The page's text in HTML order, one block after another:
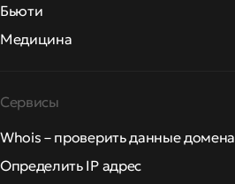
Бьюти
Медицина
Сервисы
Whois – проверить данные домена
Определить IP адрес